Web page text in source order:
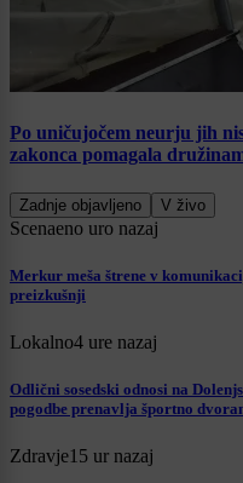
Po uničujočem neurju jih
zakonca pomagala
Zadnje objavljeno V živo
Scenaeno uro nazaj
Merkur meša štrene v
preizkušnji
Lokalno4 ure nazaj
Odlični sosedski odnosi na
pogodbe prenavlja športno
Zdravje15 ur nazaj